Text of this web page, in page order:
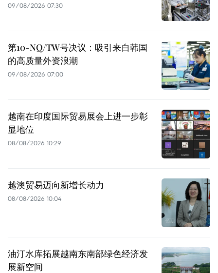
09/08/2026 07:30
第10-NQ/TW号决议：吸引来自韩国
的高质量外资浪潮
09/08/2026 07:00
越南在印度国际贸易展会上进一步彰
显地位
08/08/2026 10:29
越澳贸易迈向新增长动力
08/08/2026 10:04
油汀水库拓展越南东南部绿色经济发
展新空间